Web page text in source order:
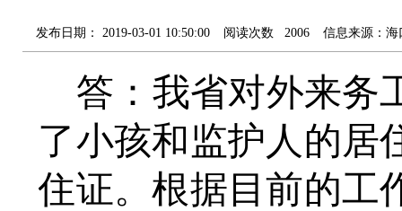
发布日期： 2019-03-01 10:50:00 阅读次数 2006 信息来源： 海
答： 我省对外来务
了小孩和监护人的居
住证。根据目前的工